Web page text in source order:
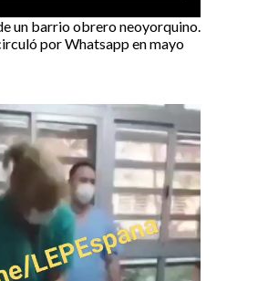
un barrio obrero neoyorquino.
por Whatsapp en mayo